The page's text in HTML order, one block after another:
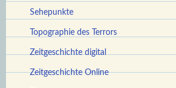
Sehepunkte
Topographie des Terrors
Zeitgeschichte digital
Zeitgeschichte Online